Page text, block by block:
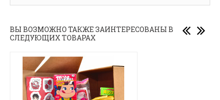
ВЫ ВОЗМОЖНО ТАКЖЕ ЗАИНТЕРЕСОВАНЫ В
СЛЕДУЮЩИХ ТОВАРАХ